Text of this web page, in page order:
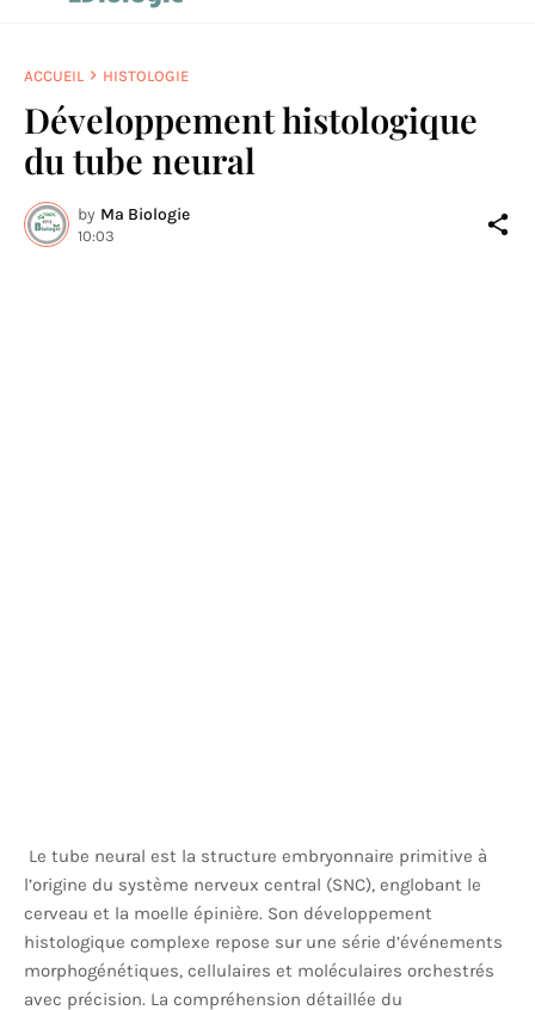
ACCUEIL HISTOLOGIE
Développement histologique
du tube neural
by Ma Biologie
10:03
Le tube neural est la structure embryonnaire primitive à
l’origine du système nerveux central (SNC), englobant le
cerveau et la moelle épinière. Son développement
histologique complexe repose sur une série d’événements
morphogénétiques, cellulaires et moléculaires orchestrés
avec précision. La compréhension détaillée du